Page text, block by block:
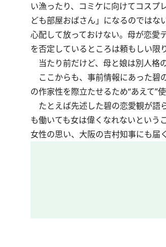
い漁ったり、コミケに向けてコスプ
ども部屋おばさん」になるのではな
心配して放っておけない。母が恋愛
を否定しているところは頼もしい限り
当たり前だけど、母と娘は別人格
ここからも、事前情報にあった碧
の作家性を際立たせるため“あえて”
たとえば先述した碧の恋愛観が語
も働いても女は偉くなれないという
女性の思い、大阪の吉村知事にも届